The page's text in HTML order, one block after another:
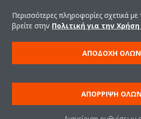
Products
Copyright © Daikin
Ανακοίνωση νομικού περιεχομένου
Πολιτική Προστασίας Δεδομένων
Data Act
Περισσότερες πληροφορίες σχετικά
βρείτε στην Πολιτική για την
ΑΠΟΔΟΧΉ ΌΛΩΝ
ΑΠΌΡΡΙΨΗ ΌΛΩΝ